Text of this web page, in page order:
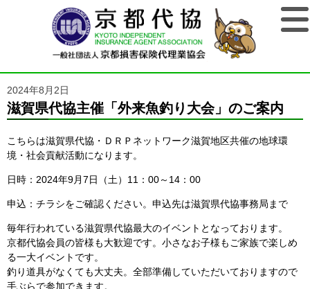
2024年8月2日
滋賀県代協主催「外来魚釣り大会」のご案内
こちらは滋賀県代協・ＤＲＰネットワーク滋賀地区共催の地球環
境・社会貢献活動になります。
日時：2024年9月7日（土）11：00～14：00
申込：チラシをご確認ください。申込先は滋賀県代協事務局まで
毎年行われている滋賀県代協最大のイベントとなっております。
京都代協会員の皆様も大歓迎です。小さなお子様もご家族で楽しめ
る一大イベントです。
釣り道具がなくても大丈夫。全部準備していただいておりますので
手ぶらで参加できます。